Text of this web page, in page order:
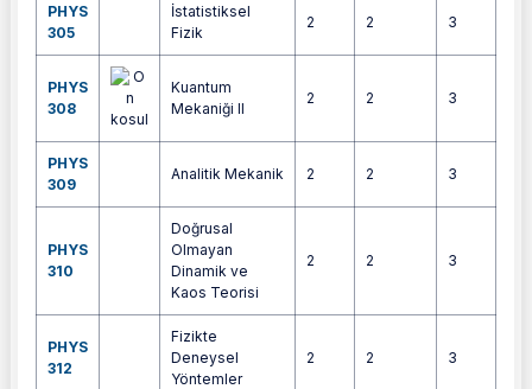
PHYS
305
İstatistiksel
Fizik
2 2 3
PHYS
308
Kuantum
Mekaniği II
2 2 3
PHYS
309
Analitik Mekanik 2 2 3
PHYS
310
Doğrusal
Olmayan
Dinamik ve
Kaos Teorisi
2 2 3
PHYS
312
Fizikte
Deneysel
Yöntemler
2 2 3